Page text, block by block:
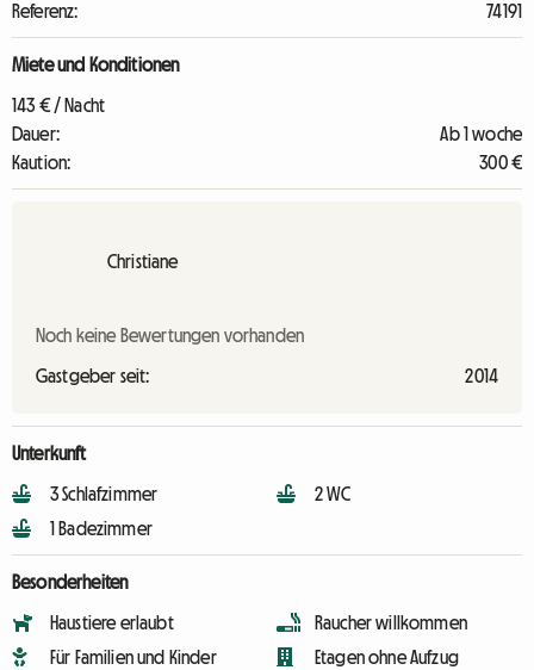
Referenz:
74191
Miete und Konditionen
143 € / Nacht
Dauer:
Ab 1 woche
Kaution:
300 €
Christiane
Noch keine Bewertungen vorhanden
Gastgeber seit: 2014
Unterkunft
3 Schlafzimmer
1 Badezimmer
2 WC
Besonderheiten
Haustiere erlaubt
Für Familien und Kinder
Raucher willkommen
Etagen ohne Aufzug